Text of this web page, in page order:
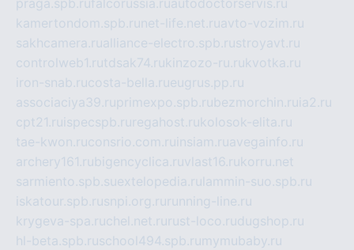
kamertondom.spb.ru net-life.net.ruavto-vozim.ru
sakhcamera.rualliance-electro.spb.rustroyavt.ru
controlweb1.rutdsak74.rukinzozo-ru.rukvotka.ru
iron-snab.rucosta-bella.rueugrus.pp.ru
associaciya39.ruprimexpo.spb.rubezmorchin.ru ia2.ru
cpt21.ru ispecspb.ru regahost.rukolosok-elita.ru
tae-kwon.ruconsrio.com.ru insiam.ruavegainfo.ru
archery161.rubigencyclica.ruvlast16.rukorru.net
sarmiento.spb.suextelopedia.ru lammin-suo.spb.ru
iskatour.spb.rusnpi.org.ru running-line.ru
krygeva-spa.ruchel.net.ru rust-loco.rudugshop.ru
hl-beta.spb.ruschool494.spb.ru mymubaby.ru